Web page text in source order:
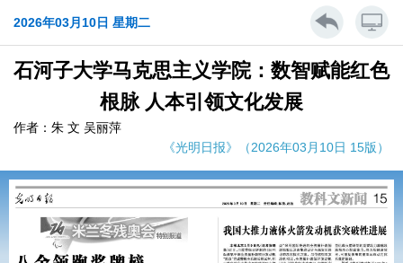
2026年03月10日 星期二
石河子大学马克思主义学院：数智赋能红色
根脉 人本引领文化发展
作者：朱 文 吴丽萍
《光明日报》（2026年03月10日 15版）